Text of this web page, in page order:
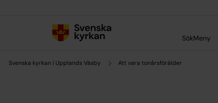
SökMeny
Svenska kyrkan i Upplands Väsby Att vara tonårsförälder